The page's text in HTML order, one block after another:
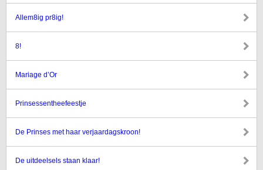
Allem8ig pr8ig!
8!
Mariage d’Or
Prinsessentheefeestje
De Prinses met haar verjaardagskroon!
De uitdeelsels staan klaar!